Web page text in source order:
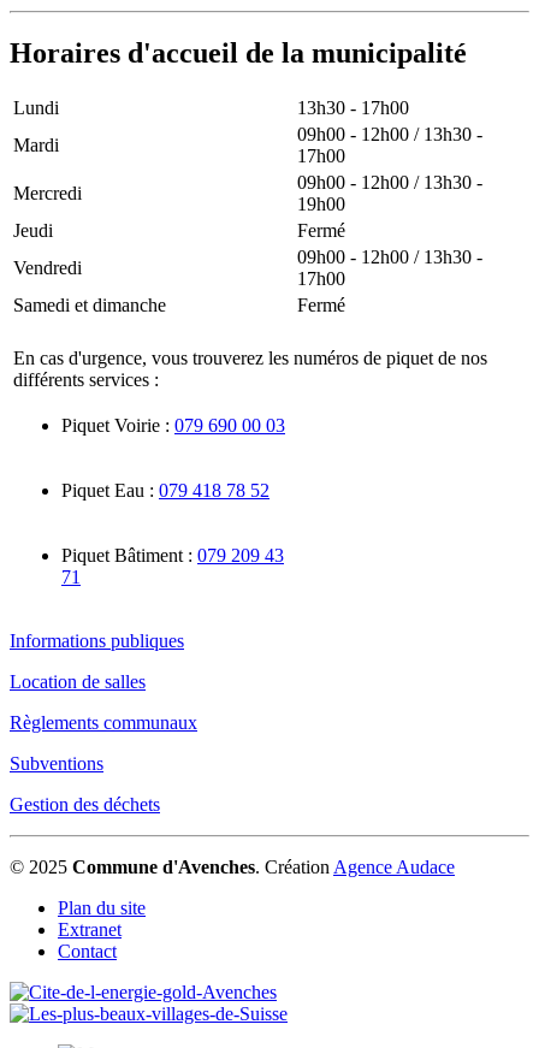
Horaires d'accueil de la municipalité
Lundi
13h30 - 17h00
Mardi
09h00 - 12h00 / 13h30 -
17h00
Mercredi
09h00 - 12h00 / 13h30 -
19h00
Jeudi
Fermé
Vendredi
09h00 - 12h00 / 13h30 -
17h00
Samedi et dimanche
Fermé
En cas d'urgence, vous trouverez les numéros de piquet de nos
différents services :
Piquet Voirie : 079 690 00 03
Piquet Eau : 079 418 78 52
Piquet Bâtiment : 079 209 43
71
Informations publiques
Location de salles
Règlements communaux
Subventions
Gestion des déchets
© 2025 Commune d'Avenches. Création Agence Audace
Plan du site
Extranet
Contact